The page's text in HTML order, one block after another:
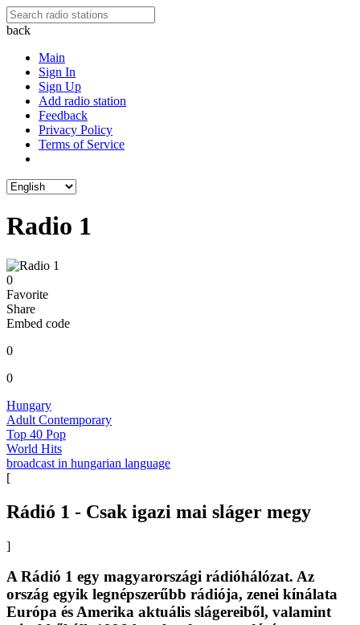
back
Main
Sign In
Sign Up
Add radio station
Feedback
Privacy Policy
Terms of Service
Radio 1
0
Favorite
Share
Embed code
0
0
Hungary
Adult Contemporary
Top 40 Pop
World Hits
broadcast in hungarian language
[
Rádió 1 - Csak igazi mai sláger megy
]
A Rádió 1 egy magyarországi rádióhálózat. Az
ország egyik legnépszerűbb rádiója, zenei kínálata
Európa és Amerika aktuális slágereiből, valamint